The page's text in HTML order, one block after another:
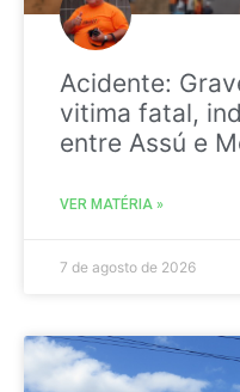
Acidente:
vitima fatal,
entre Assú e
VER MATÉRIA »
7 de agosto de 2026